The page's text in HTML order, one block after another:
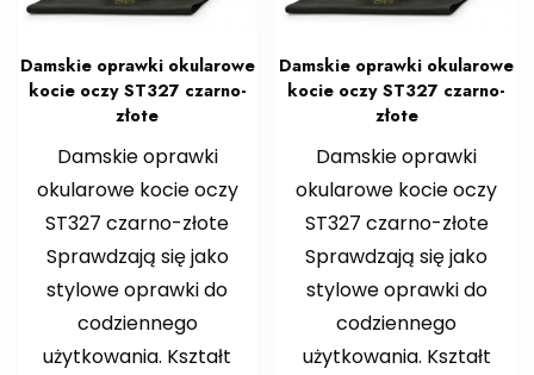
Damskie oprawki okularowe
kocie oczy ST327 czarno-
złote
Damskie oprawki
okularowe kocie oczy
ST327 czarno-złote
Sprawdzają się jako
stylowe oprawki do
codziennego
użytkowania. Kształt
Damskie oprawki okularowe
kocie oczy ST327 czarno-
złote
Damskie oprawki
okularowe kocie oczy
ST327 czarno-złote
Sprawdzają się jako
stylowe oprawki do
codziennego
użytkowania. Kształt